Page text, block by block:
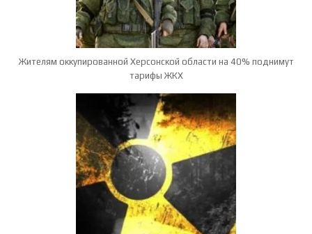
Жителям оккупированной Херсонской области на 40% поднимут
тарифы ЖКХ